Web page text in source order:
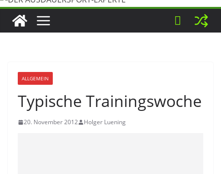
ALLGEMEIN
Typische Trainingswoche
20. November 2012 Holger Luening